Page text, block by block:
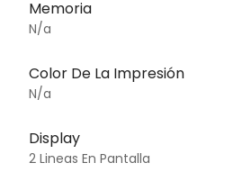
Memoria
N/a
Color De La Impresión
N/a
Display
2 Lineas En Pantalla